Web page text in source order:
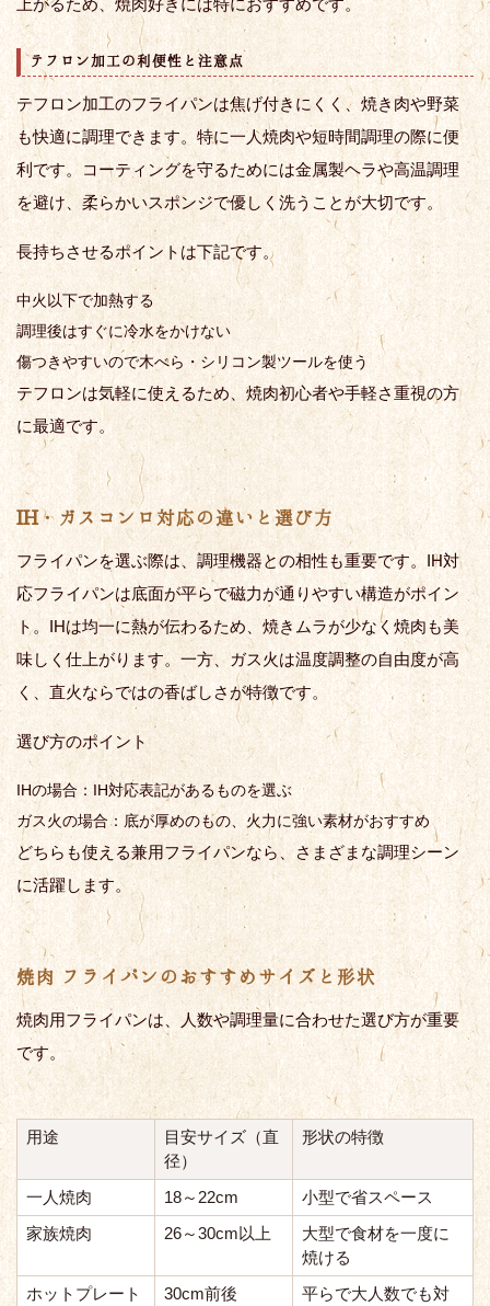
テフロン加工の利便性と注意点
テフロン加工のフライパンは焦げ付きにくく、焼き肉や野菜
も快適に調理できます。特に一人焼肉や短時間調理の際に便
利です。コーティングを守るためには金属製ヘラや高温調理
を避け、柔らかいスポンジで優しく洗うことが大切です。
長持ちさせるポイントは下記です。
中火以下で加熱する
調理後はすぐに冷水をかけない
傷つきやすいので木べら・シリコン製ツールを使う
テフロンは気軽に使えるため、焼肉初心者や手軽さ重視の方
に最適です。
IH・ガスコンロ対応の違いと選び方
フライパンを選ぶ際は、調理機器との相性も重要です。IH対
応フライパンは底面が平らで磁力が通りやすい構造がポイン
ト。IHは均一に熱が伝わるため、焼きムラが少なく焼肉も美
味しく仕上がります。一方、ガス火は温度調整の自由度が高
く、直火ならではの香ばしさが特徴です。
選び方のポイント
IHの場合：IH対応表記があるものを選ぶ
ガス火の場合：底が厚めのもの、火力に強い素材がおすすめ
どちらも使える兼用フライパンなら、さまざまな調理シーン
に活躍します。
焼肉 フライパンのおすすめサイズと形状
焼肉用フライパンは、人数や調理量に合わせた選び方が重要
です。
用途
目安サイズ（直
径）
形状の特徴
一人焼肉 18～22cm
小型で省スペース
家族焼肉
26～30cm以上
大型で食材を一度に
焼ける
ホットプレート
30cm前後
平らで大人数でも対